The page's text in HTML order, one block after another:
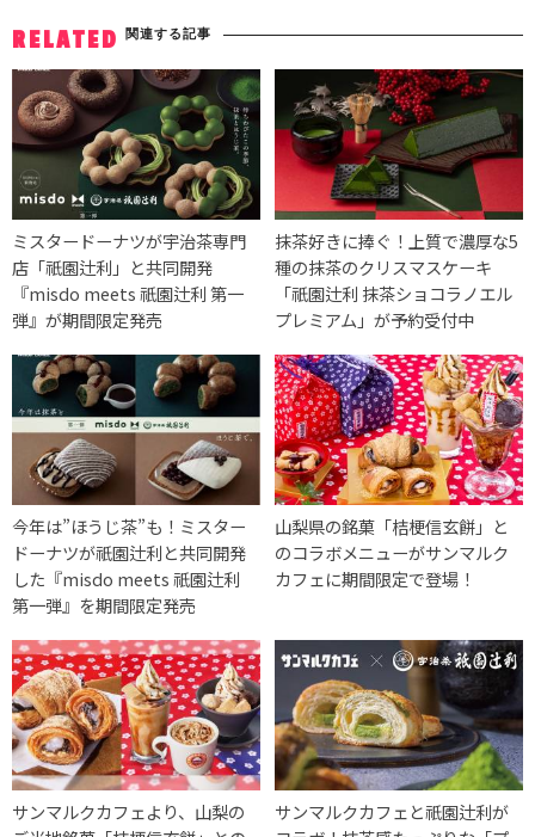
RELATED 関連する記事
ミスタードーナツが宇治茶専門
店「祇園辻利」と共同開発
『misdo meets 祇園辻利 第一
弾』が期間限定発売
抹茶好きに捧ぐ！上質で濃厚な5
種の抹茶のクリスマスケーキ
「祇園辻利 抹茶ショコラノエル
プレミアム」が予約受付中
今年は”ほうじ茶”も！ミスター
ドーナツが祇園辻利と共同開発
した『misdo meets 祇園辻利
第一弾』を期間限定発売
山梨県の銘菓「桔梗信玄餅」と
のコラボメニューがサンマルク
カフェに期間限定で登場！
サンマルクカフェより、山梨の
サンマルクカフェと祇園辻利が